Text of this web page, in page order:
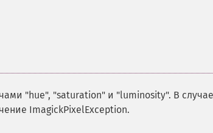
"hue", "saturation" и "luminosity". В случае
ImagickPixelException.